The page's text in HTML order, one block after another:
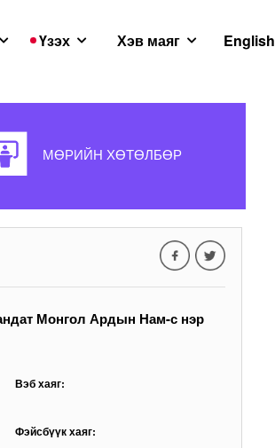
Үзэх Хэв маяг English
МӨРИЙН ХӨТӨЛБӨР
Монгол Ардын Нам-с нэр
Вэб хаяг:
Фэйсбүүк хаяг: